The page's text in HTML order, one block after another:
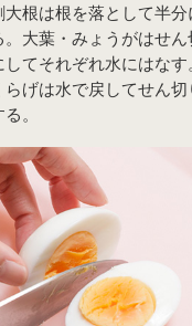
大根は根を落として半分
。大葉・みょうがはせん
してそれぞれ水にはなす
らげは水で戻してせん切
。